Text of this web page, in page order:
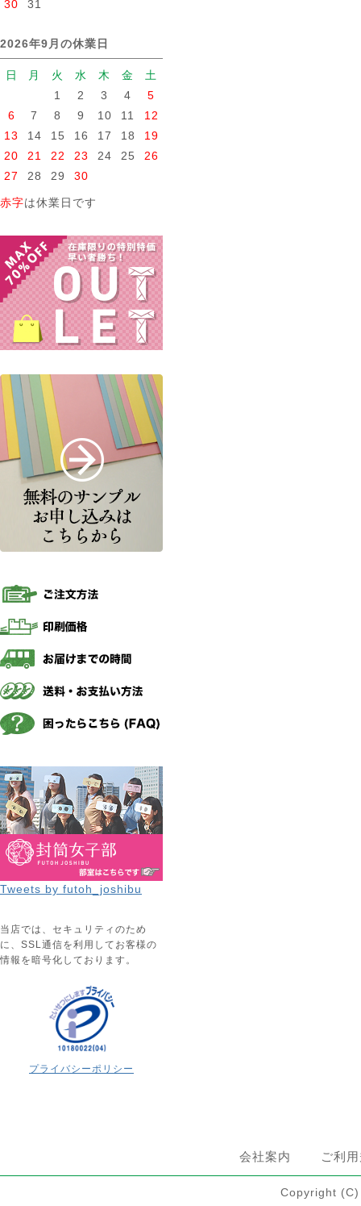
30 31
2026年9月の休業日
日 月 火 水 木 金
土
1
2 3 4
5
6
7 8 9 10 11
12
13
14 15 16 17 18
19
20
21 22 23 24 25
26
27
28 29 30
赤字は休業日です
Tweets by futoh_joshibu
当店では、セキュリティのため
に、SSL通信を利用してお客様の
情報を暗号化しております。
プライバシーポリシー
会社案内 ご利
Copyright